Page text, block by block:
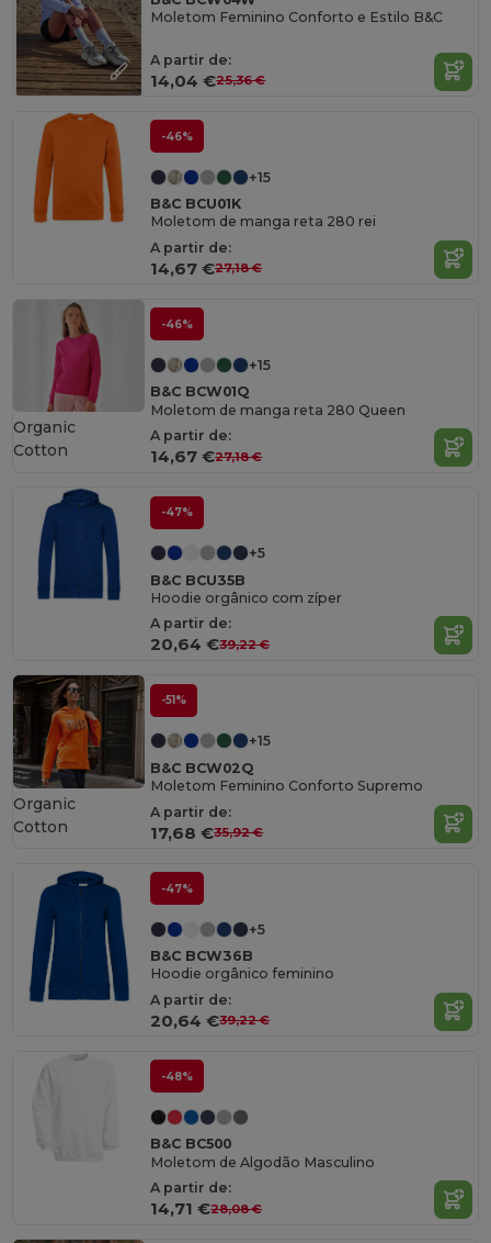
Moletom Feminino Conforto e Estilo B&C
A partir de:
14,04 €25,36 €
-46%
+15
B&C BCU01K
Moletom de manga reta 280 rei
A partir de:
14,67 €27,18 €
-46%
+15
B&C BCW01Q
Moletom de manga reta 280 Queen
A partir de:
14,67 €27,18 €
Organic
Cotton
-47%
+5
B&C BCU35B
Hoodie orgânico com zíper
A partir de:
20,64 €39,22 €
-51%
+15
B&C BCW02Q
Moletom Feminino Conforto Supremo
A partir de:
17,68 €35,92 €
Organic
Cotton
-47%
+5
B&C BCW36B
Hoodie orgânico feminino
A partir de:
20,64 €39,22 €
-48%
B&C BC500
Moletom de Algodão Masculino
A partir de:
14,71 €28,08 €